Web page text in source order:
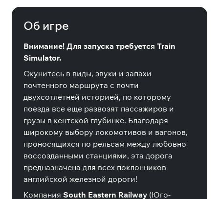
Об игре
Внимание! Для запуска требуется Train
Simulator.
Окунитесь в виды, звуки и запахи
почтенного маршрута с почти
двухсотлетней историей, по которому
поезда все еще развозят пассажиров и
грузы в кентской глубинке. Благодаря
широкому выбору локомотивов и вагонов,
проносящихся по рельсам между любовно
воссозданными станциями, эта дорога
предназначена для всех поклонников
английской железной дороги!
Компания South Eastern Railway (Юго-